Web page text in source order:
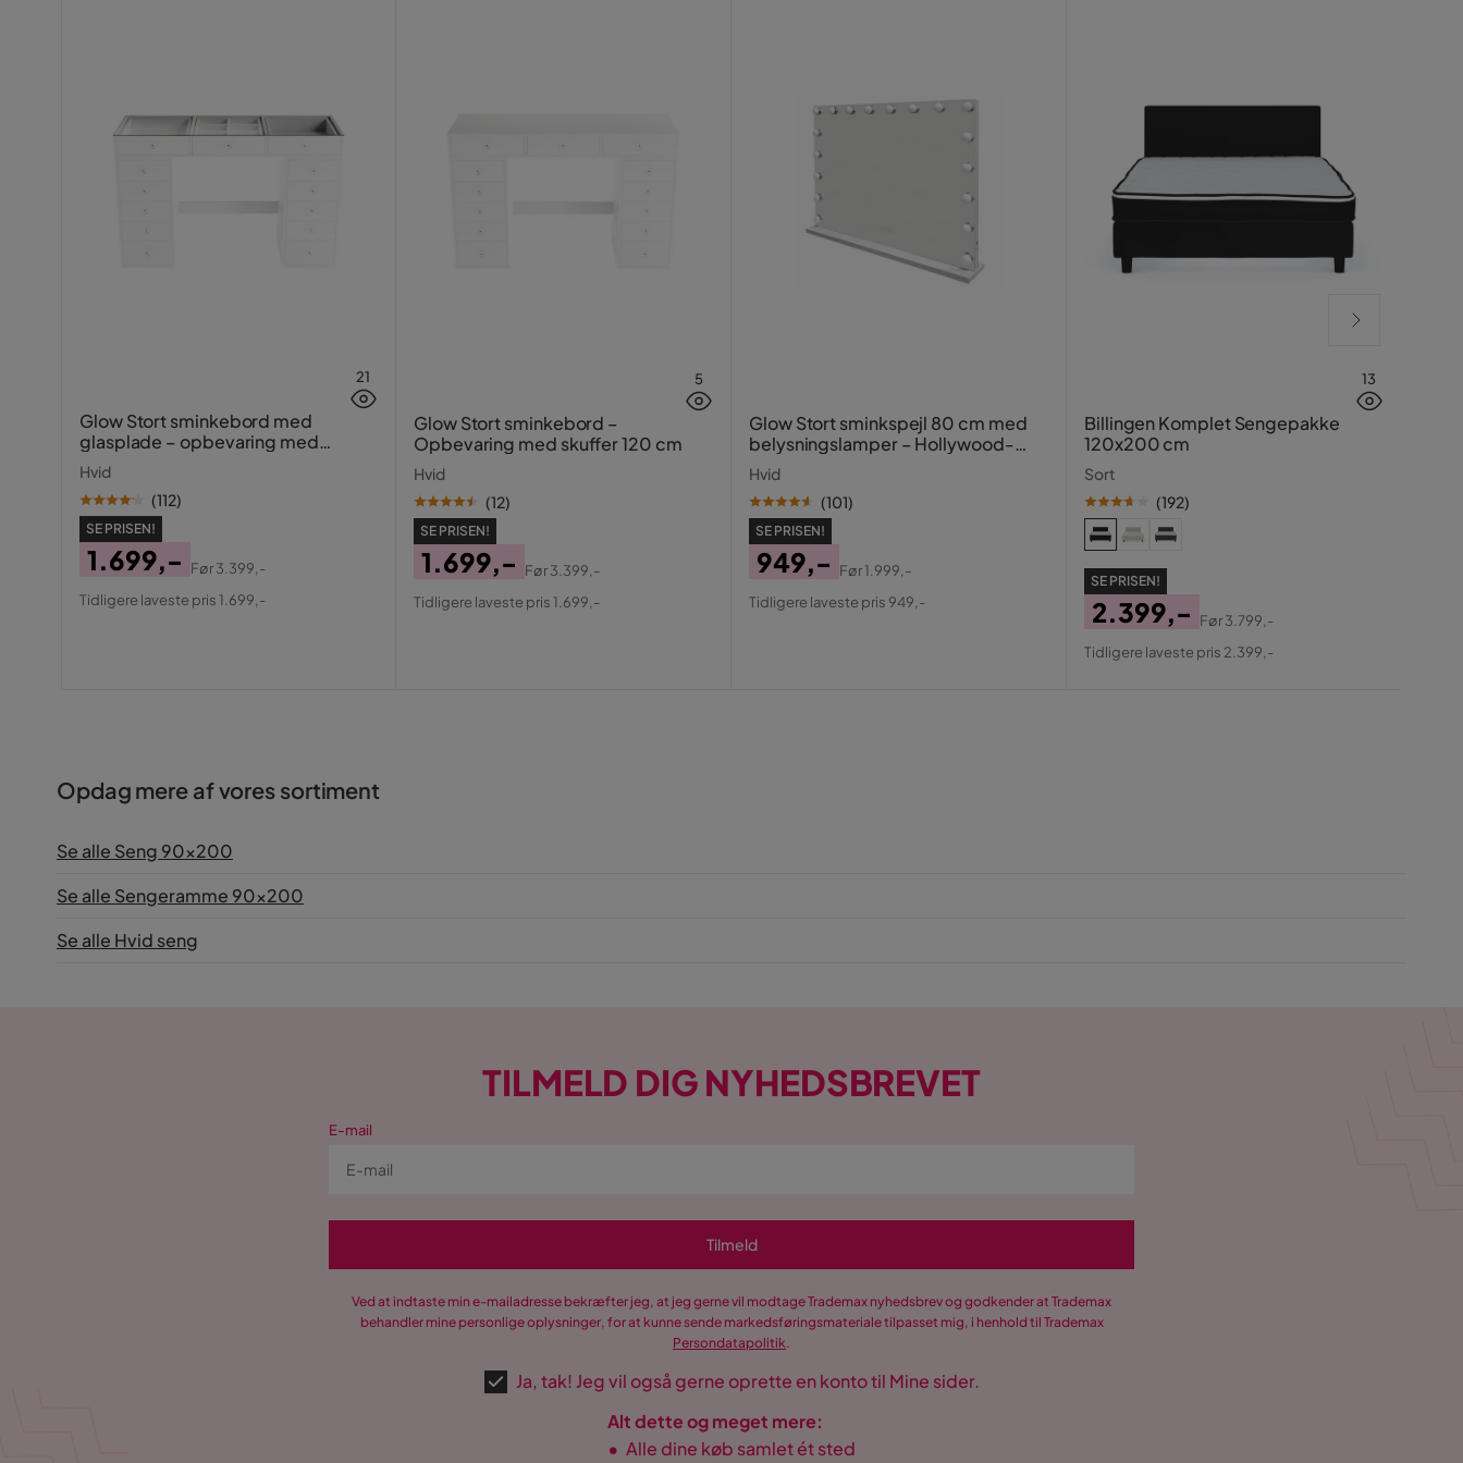
21
Glow Stort sminkebord med
glasplade – opbevaring med
skuffer og rum 120 cm
Hvid
(112)
SE PRISEN!
Pris
1.699,-
Original
Før3.399,-
Tidligere laveste pris 1.699,-
5
Glow Stort sminkebord –
Opbevaring med skuffer 120 cm
Hvid
(12)
SE PRISEN!
Pris
1.699,-
Original
Før3.399,-
Tidligere laveste pris 1.699,-
Glow Stort sminkspejl 80 cm med
belysningslamper – Hollywood-
spejl med USB-opladning
Hvid
(101)
SE PRISEN!
Pris
949,-
Original
Før1.999,-
Tidligere laveste pris 949,-
13
Billingen Komplet Sengepakke
120x200 cm
Sort
(192)
SE PRISEN!
Pris
2.399,-
Original
Før3.799,-
Tidligere laveste pris 2.399,-
Opdag mere af vores sortiment
Se alle Seng 90x200
Se alle Sengeramme 90x200
Se alle Hvid seng
TILMELD DIG NYHEDSBREVET
E-mail
Tilmeld
Ved at indtaste min e-mailadresse bekræfter jeg, at jeg gerne vil modtage Trademax nyhedsbrev og godkender at Trademax
behandler mine personlige oplysninger, for at kunne sende markedsføringsmateriale tilpasset mig, i henhold til Trademax
Persondatapolitik.
Ja, tak! Jeg vil også gerne oprette en konto til Mine sider.
Alt dette og meget mere:
• Alle dine køb samlet ét sted